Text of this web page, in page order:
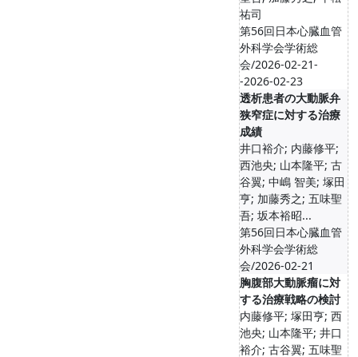
祐司
第56回日本心臓血管
外科学会学術総
会/2026-02-21-
-2026-02-23
透析患者の大動脈弁
狭窄症に対する治療
成績
井口裕介; 内藤修平;
西池央; 山本隆平; 古
谷翼; 中嶋 智美; 塚田
亨; 加藤秀之; 五味聖
吾; 坂本裕昭...
第56回日本心臓血管
外科学会学術総
会/2026-02-21
胸腹部大動脈瘤に対
する治療戦略の検討
内藤修平; 塚田亨; 西
池央; 山本隆平; 井口
裕介; 古谷翼; 五味聖